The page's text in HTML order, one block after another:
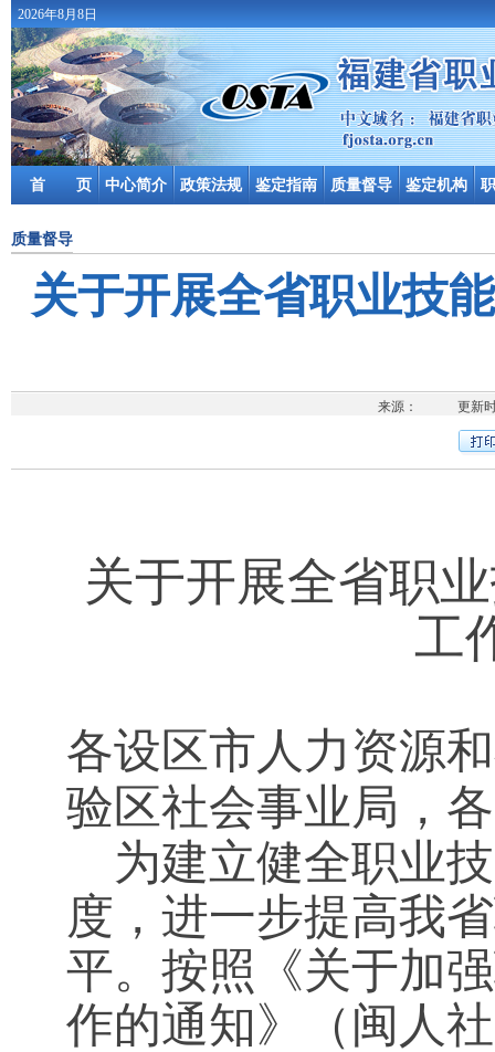
2026年8月8日
首 页 中心简介 政策法规 鉴定指南 质量督导 鉴定机构
质量督导
关于开展全省职业技
来源： 更新时
关于开展全省职
工
各设区市人力资源
验区社会事业局，
为建立健全职业
度，进一步提高我
平。 按照《关于加
作的通知》（闽人